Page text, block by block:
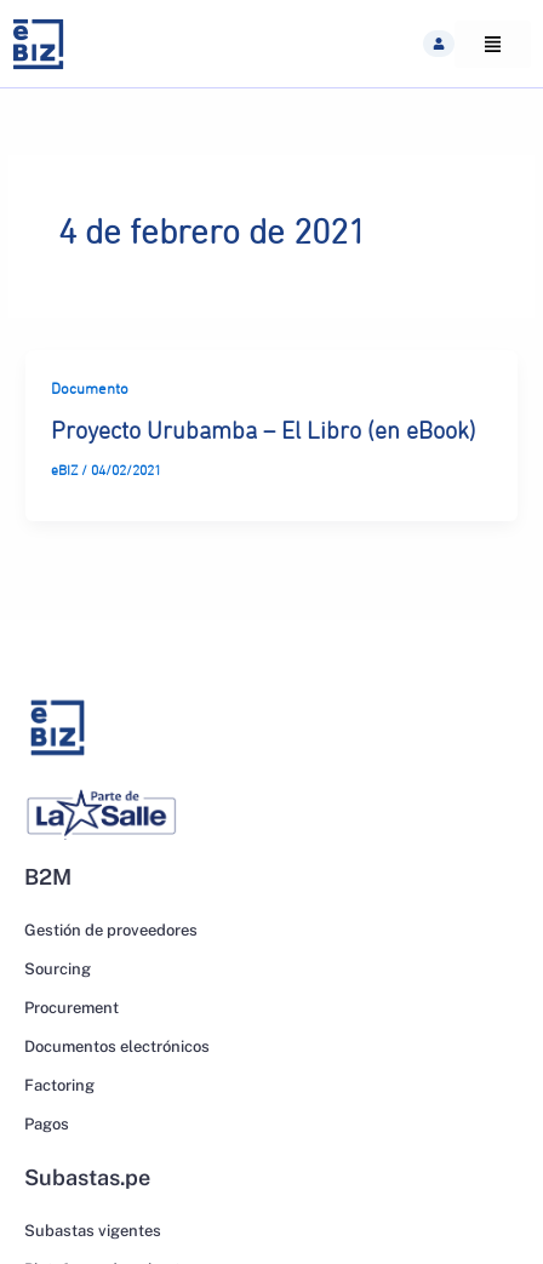
content
4 de febrero de 2021
Documento
Proyecto Urubamba – El Libro (en eBook)
eBIZ / 04/02/2021
B2M
Gestión de proveedores
Sourcing
Procurement
Documentos electrónicos
Factoring
Pagos
Subastas.pe
Subastas vigentes